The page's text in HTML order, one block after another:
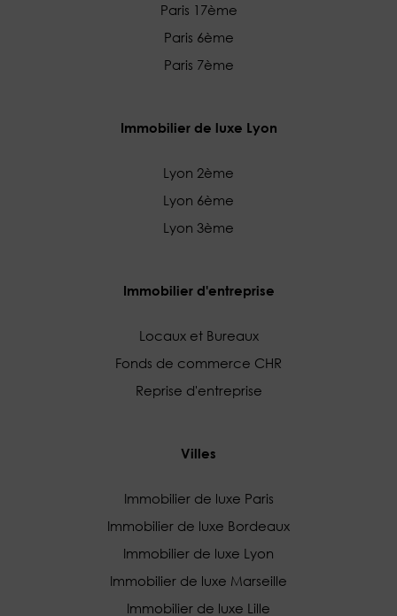
Paris 17ème
Paris 6ème
Paris 7ème
Immobilier de luxe Lyon
Lyon 2ème
Lyon 6ème
Lyon 3ème
Immobilier d'entreprise
Locaux et Bureaux
Fonds de commerce CHR
Reprise d'entreprise
Villes
Immobilier de luxe Paris
Immobilier de luxe Bordeaux
Immobilier de luxe Lyon
Immobilier de luxe Marseille
Immobilier de luxe Lille